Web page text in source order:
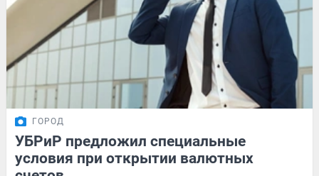
ГОРОД
УБРиР предложил специальные
условия при открытии валютных